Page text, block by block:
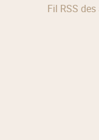
Fil RSS